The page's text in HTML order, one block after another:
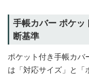
手帳カバー ポケッ
断基準
ポケット付き手帳カ
は「対応サイズ」と「